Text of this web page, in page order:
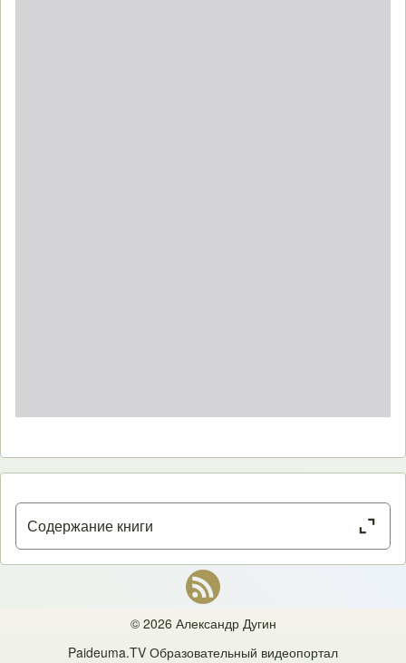
Содержание книги Close or Open tab vvja-
Открытый вход в закрытую философию (предисловие)
Обзорный курс — Метод трех парадигм (инновация или констатация?)
— «Глобальное потепление» в философии (обращение к
«интеллектуальным массам») — Проблемы с русским читателем
© 2026 Александр Дугин
Paideuma.TV Образовательный видеопортал